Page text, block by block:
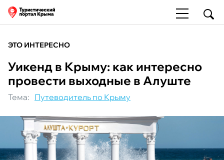
ЭТО ИНТЕРЕСНО
Уикенд в Крыму: как интересно
провести выходные в Алуште
Тема: Путеводитель по Крыму